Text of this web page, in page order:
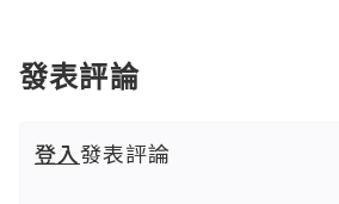
發表評論
登入發表評論